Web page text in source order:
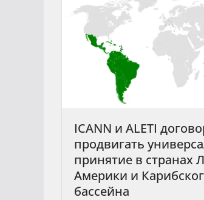
ICANN и ALETI
продвигать
принятие в странах
Америки и
бассейна